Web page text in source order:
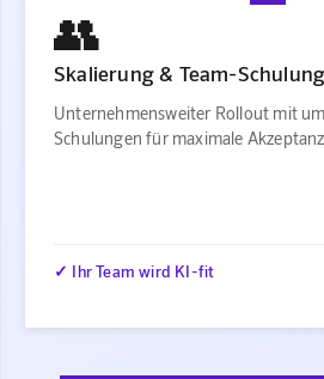
👥
Skalierung & Team-Schulung
Unternehmensweiter Rollout mit
Schulungen für maximale
✓ Ihr Team wird KI-fit